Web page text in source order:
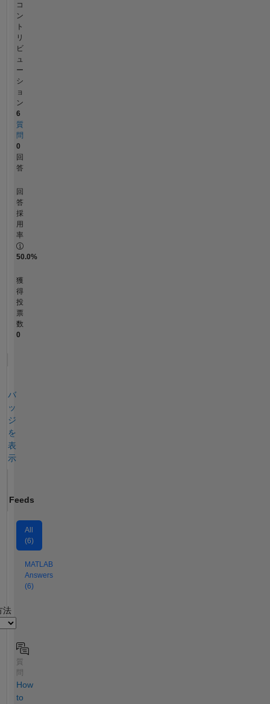
コ
ン
ト
リ
ビ
ュ
ー
シ
ョ
ン
6
質
問
0
回
答
回
答
採
用
率
50.0%
獲
得
投
票
数
0
バ
ッ
ジ
を
表
示
Feeds
All
(6)
MATLAB
Answers
(6)
法
質
How
to